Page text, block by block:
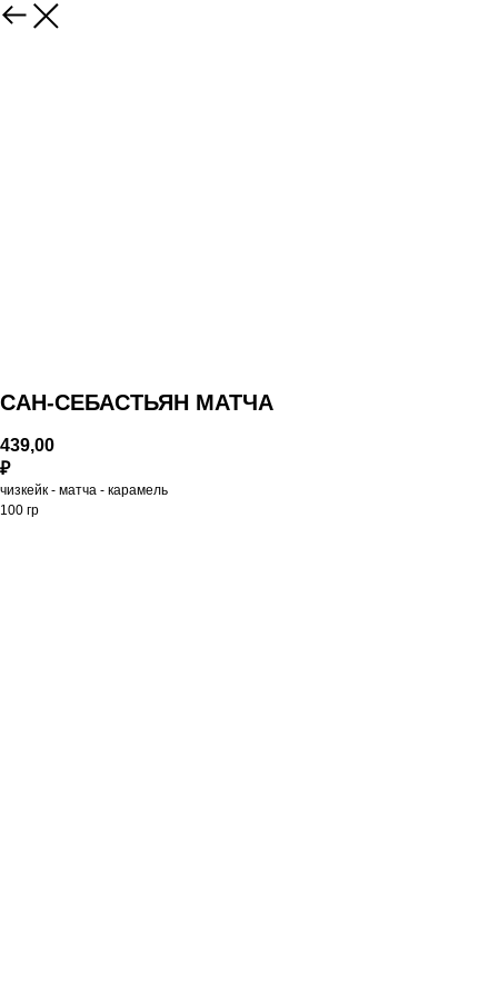
САН-СЕБАСТЬЯН МАТЧА
439,00
₽
чизкейк - матча - карамель
100 гр